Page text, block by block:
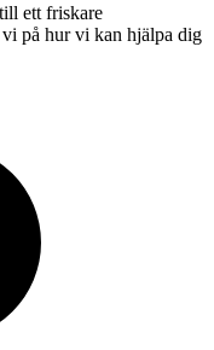
ett friskare
på hur vi kan hjälpa dig